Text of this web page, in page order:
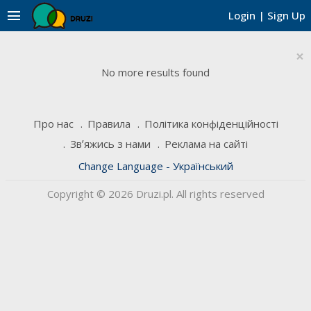
Login | Sign Up
menu
×
No more results found
Про нас Правила
Політика конфіденційності
Звʼяжись з нами
Реклама на сайті
Change Language - Український
Copyright © 2026 Druzi.pl. All rights reserved